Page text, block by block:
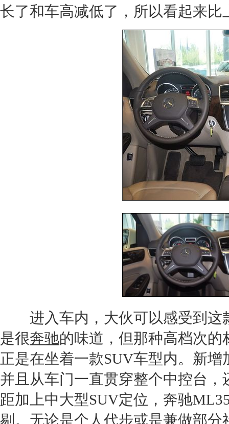
长了和车高减低了，所以看起来比
进入车内，大伙可以感受到这
是很奔驰的味道，但那种高档次
正是在坐着一款SUV车型内。新增
并且从车门一直贯穿整个中控台
距加上中大型SUV定位， 奔驰
剔。无论是个人代步或是兼做部分